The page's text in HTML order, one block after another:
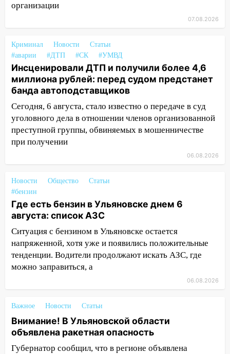
17:08 Ульяновский областной суд
оставил в силе приговор руководству
3,2 млн рублей
16:09 Ветераны легкой атлетики из
Ульяновска успешно выступили на
Чемпионате России
16:02 В Ульяновской области убрали
более 28% площадей зерновых и
зернобобовых культур
15:51
Бросила кирпич в жену брата: в
Ульяновской области завели дело на
15:47
курьера: крупная авария в Ульяновске
15:15 Проводил до квартиры и ограбил:
новый кавалер женщины оказался
рецидивистом
14:26
В Ульяновске ограничат движение
по улице Ефремова
передумать увольняться, если им
повысят зарплату
14:01 Инсценировали ДТП и получили
более 4,6 миллиона рублей: перед
организации
07.08.2026
Криминал Новости
Статьи
#аварии
#ДТП #СК #УМВД
Инсценировали ДТП и получили более 4,6
миллиона рублей: перед судом предстанет
банда автоподставщиков
Сегодня, 6 августа, стало известно о передаче в суд
уголовного дела в отношении членов организованной
преступной группы, обвиняемых в мошенничестве
при получении
06.08.2026
Новости Общество
Статьи
#бензин
Где есть бензин в Ульяновске днем 6
августа: список АЗС
Ситуация с бензином в Ульяновске остается
напряженной, хотя уже и появились положительные
тенденции. Водители продолжают искать АЗС, где
можно заправиться, а
06.08.2026
Важное Новости Статьи
Внимание! В Ульяновской области
объявлена ракетная опасность
Губернатор сообщил, что в регионе объявлена